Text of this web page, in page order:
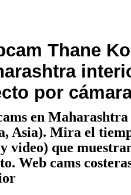
Thane
por
en
Asia). Mira el
video) que
Web cams